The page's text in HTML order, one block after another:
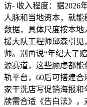
访- 收入程度：据2026
人脉和当地资本，就
数据，具体尺度按本
援大队工程师邱森引见
师。别再说“年纪大了
源赛道，这些顾虑都能
轨平台，60后可搭建
家干洗店写促销海报和
牍需合适《告白法》